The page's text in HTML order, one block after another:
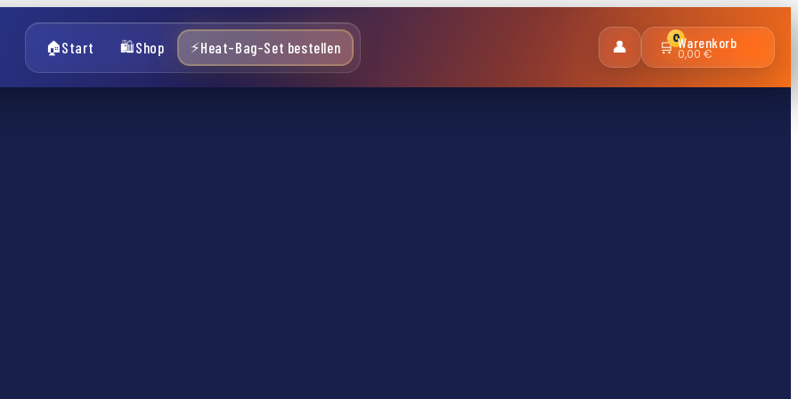
🏠Start 🛍️Shop ⚡Heat-Bag-Set bestellen 👤 🛒0Warenkorb
0,00 €